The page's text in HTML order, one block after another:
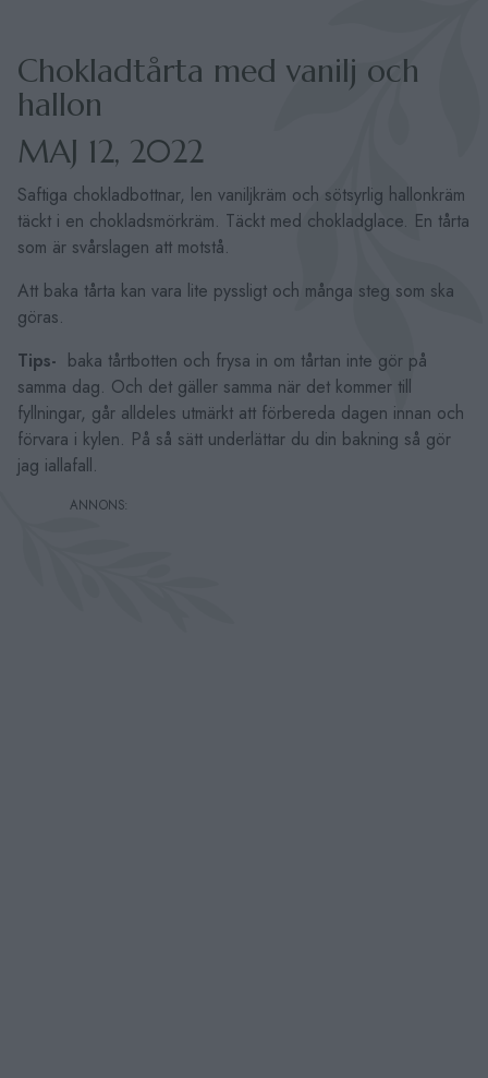
Chokladtårta med vanilj och
hallon
MAJ 12, 2022
Saftiga chokladbottnar, len vaniljkräm och sötsyrlig hallonkräm
täckt i en chokladsmörkräm. Täckt med chokladglace. En tårta
som är svårslagen att motstå.
Att baka tårta kan vara lite pyssligt och många steg som ska
göras.
Tips- baka tårtbotten och frysa in om tårtan inte gör på
samma dag. Och det gäller samma när det kommer till
fyllningar, går alldeles utmärkt att förbereda dagen innan och
förvara i kylen. På så sätt underlättar du din bakning så gör
jag iallafall.